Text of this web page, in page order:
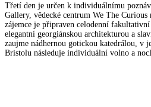
Třetí den je určen k individuálnímu
Gallery, vědecké centrum We The
zájemce je připraven celodenní
elegantní georgiánskou architekturou a
zaujme nádhernou gotickou katedrálou, v
Bristolu následuje individuální volno a